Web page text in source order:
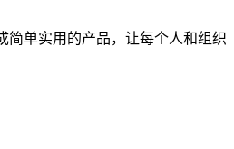
简单实用的产品，让每个人和组织